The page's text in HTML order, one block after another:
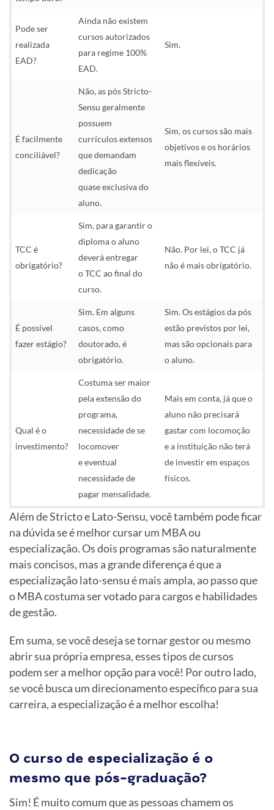
Pode ser
realizada
EAD?
Ainda não existem
cursos autorizados
para regime 100%
EAD.
Sim.
É facilmente
conciliável?
Não, as pós Stricto-
Sensu geralmente
possuem
currículos extensos
que demandam
dedicação
quase exclusiva do
aluno.
Sim, os cursos são mais
objetivos e os horários
mais flexíveis.
TCC é
obrigatório?
Sim, para garantir o
diploma o aluno
deverá entregar
o TCC ao final do
curso.
Não. Por lei, o TCC já
não é mais obrigatório.
É possível
fazer estágio?
Sim. Em alguns
casos, como
doutorado, é
obrigatório.
Sim. Os estágios da pós
estão previstos por lei,
mas são opcionais para
o aluno.
Qual é o
investimento?
Costuma ser maior
pela extensão do
programa,
necessidade de se
locomover
e eventual
necessidade de
pagar mensalidade.
Mais em conta, já que o
aluno não precisará
gastar com locomoção
e a instituição não terá
de investir em espaços
físicos.
Além de Stricto e Lato-Sensu, você também pode ficar
na dúvida se é melhor cursar um MBA ou
especialização. Os dois programas são naturalmente
mais concisos, mas a grande diferença é que a
especialização lato-sensu é mais ampla, ao passo que
o MBA costuma ser votado para cargos e habilidades
de gestão.
Em suma, se você deseja se tornar gestor ou mesmo
abrir sua própria empresa, esses tipos de cursos
podem ser a melhor opção para você! Por outro lado,
se você busca um direcionamento específico para sua
carreira, a especialização é a melhor escolha!
O curso de especialização é o
mesmo que pós-graduação?
Sim! É muito comum que as pessoas chamem os